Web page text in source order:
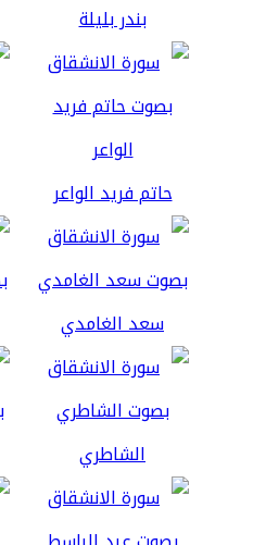
بندر بليلة
حاتم فريد الواعر
سعد الغامدي
الشاطري